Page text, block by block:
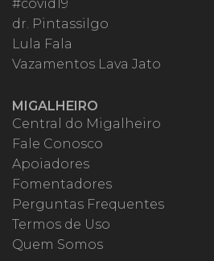
#covid19
dr. Pintassilgo
Lula Fala
Vazamentos Lava Jato
MIGALHEIRO
Central do Migalheiro
Fale Conosco
Apoiadores
Fomentadores
Perguntas Frequentes
Termos de Uso
Quem Somos